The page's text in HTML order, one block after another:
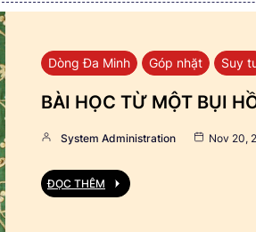
Dòng Đa Minh Góp nhặt Suy
BÀI HỌC TỪ MỘT BỤI
System Administration Nov 20,
ĐỌC THÊM